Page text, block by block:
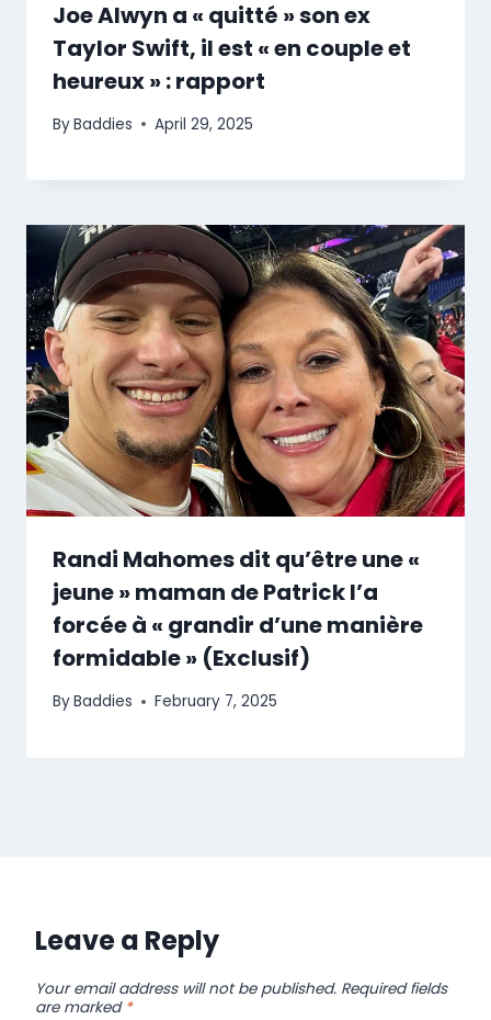
Joe Alwyn a « quitté » son ex
Taylor Swift, il est « en couple et
heureux » : rapport
ByBaddies April 29, 2025
Randi Mahomes dit qu’être une «
jeune » maman de Patrick l’a
forcée à « grandir d’une manière
formidable » (Exclusif)
ByBaddies February 7, 2025
Leave a Reply
Your email address will not be published. Required fields
are marked *